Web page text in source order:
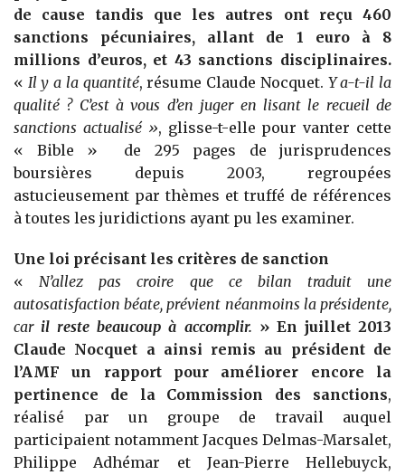
de cause tandis que les autres ont reçu 460
sanctions pécuniaires, allant de 1 euro à 8
millions d’euros, et 43 sanctions disciplinaires.
« Il y a la quantité, résume Claude Nocquet. Y a-t-il la
qualité ? C’est à vous d’en juger en lisant le recueil de
sanctions actualisé », glisse-t-elle pour vanter cette
« Bible » de 295 pages de jurisprudences
boursières depuis 2003, regroupées
astucieusement par thèmes et truffé de références
à toutes les juridictions ayant pu les examiner.
Une loi précisant les critères de sanction
«N’allez pas croire que ce bilan traduit une
autosatisfaction béate, prévient néanmoins la présidente,
car il reste beaucoup à accomplir. » En juillet 2013
Claude Nocquet a ainsi remis au président de
l’AMF un rapport pour améliorer encore la
pertinence de la Commission des sanctions,
réalisé par un groupe de travail auquel
participaient notamment Jacques Delmas-Marsalet,
Philippe Adhémar et Jean-Pierre Hellebuyck,